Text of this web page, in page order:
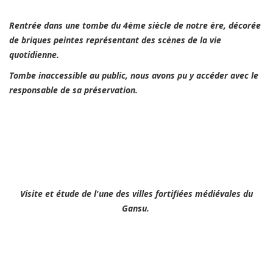
Rentrée dans une tombe du 4ème siècle de notre ère, décorée
de briques peintes représentant des scènes de la vie
quotidienne.
Tombe inaccessible au public, nous avons pu y accéder avec le
responsable de sa préservation.
Visite et étude de l'une des villes fortifiées médiévales du
Gansu.